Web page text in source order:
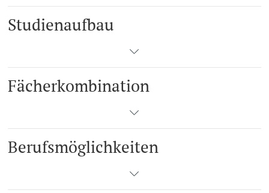
Studienaufbau
Fächerkombination
Berufsmöglichkeiten